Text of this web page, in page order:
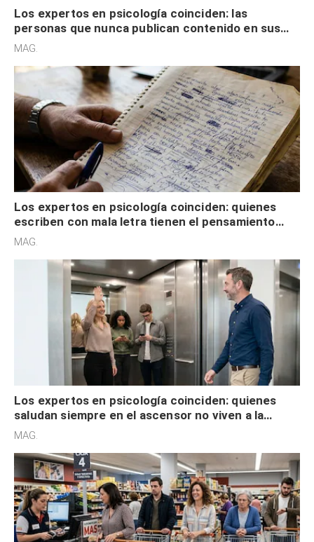
Los expertos en psicología coinciden: las
personas que nunca publican contenido en sus
redes sociales no pretenden buscar validación
MAG.
Los expertos en psicología coinciden: quienes
escriben con mala letra tienen el pensamiento
acelerado y no lo hacen por desinterés
MAG.
Los expertos en psicología coinciden: quienes
saludan siempre en el ascensor no viven a la
defensiva y tienen apertura social
MAG.